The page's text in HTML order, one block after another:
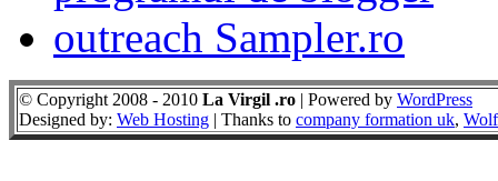
© Copyright 2008 - 2010 La Virgil .ro | Powered by WordPress
Designed by: Web Hosting | Thanks to company formation uk,